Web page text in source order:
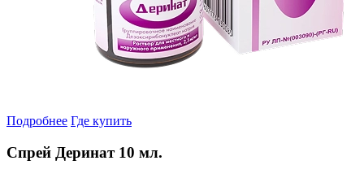
Подробнее Где купить
Спрей Деринат 10 мл.